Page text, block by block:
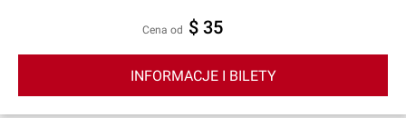
cena od $ 35
INFORMACJE I BILETY